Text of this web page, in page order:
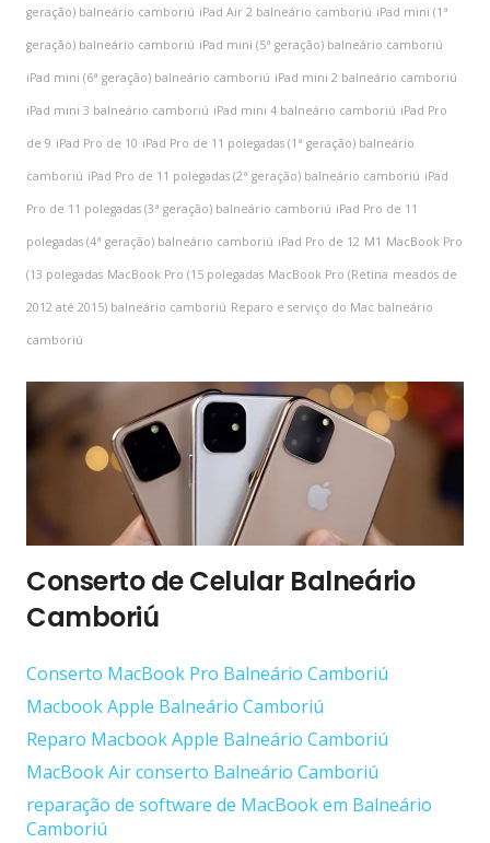
geração) balneário camboriú iPad Air 2 balneário camboriú iPad mini (1ª
geração) balneário camboriú iPad mini (5ª geração) balneário camboriú
iPad mini (6ª geração) balneário camboriú iPad mini 2 balneário camboriú
iPad mini 3 balneário camboriú iPad mini 4 balneário camboriú iPad Pro
de 9 iPad Pro de 10 iPad Pro de 11 polegadas (1ª geração) balneário
camboriú iPad Pro de 11 polegadas (2ª geração) balneário camboriú iPad
Pro de 11 polegadas (3ª geração) balneário camboriú iPad Pro de 11
polegadas (4ª geração) balneário camboriú iPad Pro de 12 M1 MacBook Pro
(13 polegadas MacBook Pro (15 polegadas MacBook Pro (Retina meados de
2012 até 2015) balneário camboriú Reparo e serviço do Mac balneário
camboriú
Conserto de Celular Balneário
Camboriú
Conserto ‎MacBook Pro Balneário Camboriú
Macbook Apple Balneário Camboriú
Reparo Macbook Apple Balneário Camboriú
MacBook Air conserto Balneário Camboriú
reparação de software de MacBook em Balneário
Camboriú